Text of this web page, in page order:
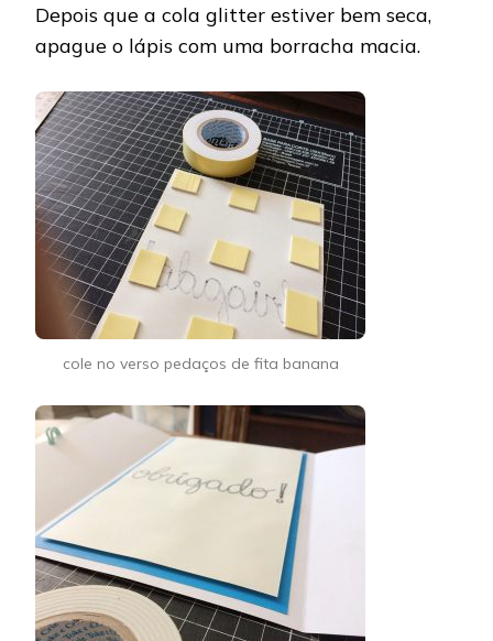
Depois que a cola glitter estiver bem seca,
apague o lápis com uma borracha macia.
cole no verso pedaços de fita banana